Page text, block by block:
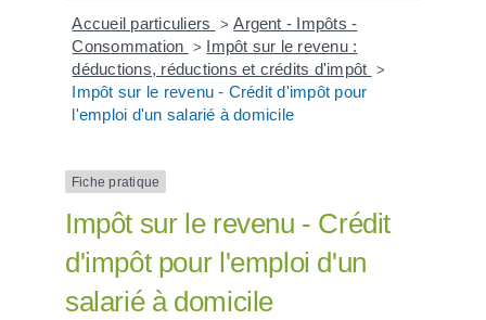
Accueil particuliers > Argent - Impôts -
Consommation > Impôt sur le revenu :
déductions, réductions et crédits d'impôt >
Impôt sur le revenu - Crédit d'impôt pour
l'emploi d'un salarié à domicile
Fiche pratique
Impôt sur le revenu - Crédit
d'impôt pour l'emploi d'un
salarié à domicile